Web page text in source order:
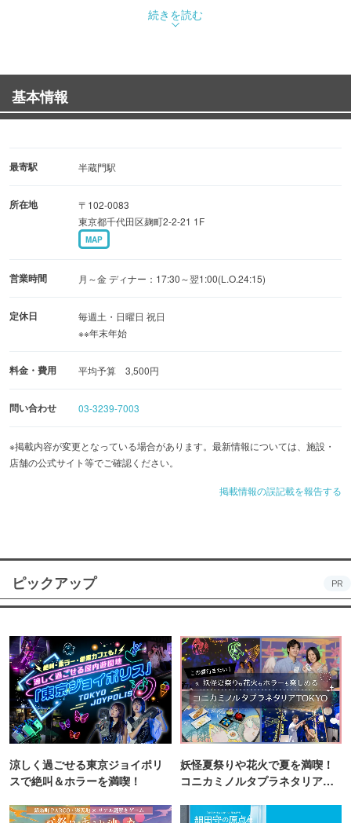
新鮮な鶏ささ身・紀州の梅肉・青じその葉で焼いた「ささ
牛タン料理も名物。とろける柔らかさの「ゆでタン」はわ
さびで召し上がって下さい。
★.。.:*・
ご宴会はコースは、2時間の飲み放題がついて、4,000円
（税抜き）～♪
ご宴会は6名様～OK！内容はご希望も賜ります！
★.。.:*・★.。.:*・★.。.:*・★.。.:*・★.。.:*・★.。.:*・
続きを読む
基本情報
最寄駅 半蔵門駅
所在地
〒102-0083
東京都千代田区麹町2-2-21 1F
MAP
営業時間 月～金 ディナー：17:30～翌1:00(L.O.24:15)
定休日
毎週土・日曜日 祝日
※※年末年始
料金・費用 平均予算 3,500円
問い合わせ 03-3239-7003
※掲載内容が変更となっている場合があります。最新情報については、施設・
店舗の公式サイト等でご確認ください。
掲載情報の誤記載を報告する
ピックアップ PR
涼しく過ごせる東京ジョイポリ
スで絶叫＆ホラーを満喫！
妖怪夏祭りや花火で夏を満喫！
コニカミノルタプラネタリア